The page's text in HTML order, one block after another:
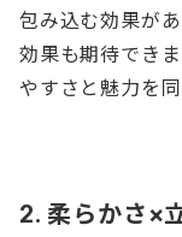
包み込む効果が
効果も期待でき
やすさと魅力を
2. 柔らかさ×